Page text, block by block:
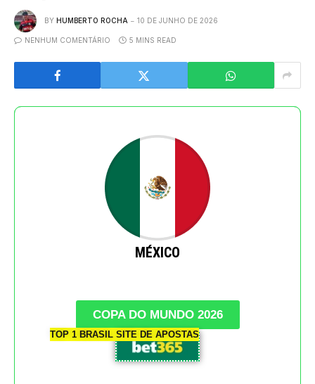
BY HUMBERTO ROCHA 10 DE JUNHO DE 2026
NENHUM COMENTÁRIO 5 MINS READ
MÉXICO
COPA DO MUNDO 2026
TOP 1 BRASIL SITE DE APOSTAS